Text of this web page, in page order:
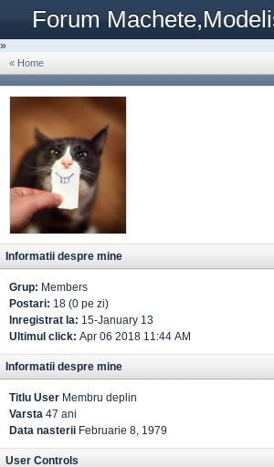
Forum
»
« Home
Informatii despre mine
Grup: Members
Postari: 18 (0 pe zi)
Inregistrat la: 15-January 13
Ultimul click: Apr 06 2018 11:44 AM
Informatii despre mine
Titlu User Membru deplin
Varsta 47 ani
Data nasterii Februarie 8, 1979
User Controls